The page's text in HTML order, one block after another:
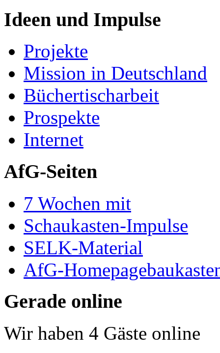
Ideen und Impulse
Projekte
Mission in Deutschland
Büchertischarbeit
Prospekte
Internet
AfG-Seiten
7 Wochen mit
Schaukasten-Impulse
SELK-Material
AfG-
Gerade online
Wir haben 4 Gäste online